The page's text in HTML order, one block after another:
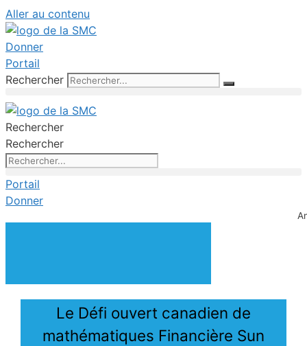
Aller au contenu
Donner
Portail
Rechercher
Rechercher
Rechercher
Portail
Donner
Le Défi ouvert canadien de
mathématiques Financière Sun